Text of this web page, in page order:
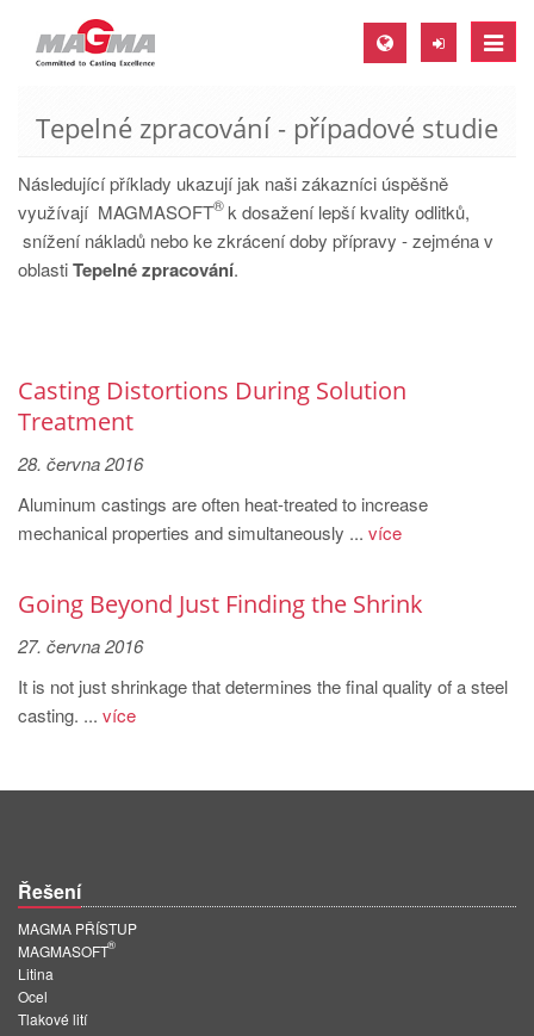
Toggle
MAGMA Europe, Germany
EN
CS
MAGMA North-America, USA
MAGMA Asia-Pacific, Singapore
MAGMA South-America, Brazil
PT
MAGMA Türkiye
TR
EN
EN
MAGMA Korea
KO
Tepelné zpracování - případové studie
Následující příklady ukazují jak naši zákazníci úspěšně
využívají MAGMASOFT
®k dosažení lepší kvality odlitků,
snížení nákladů nebo ke zkrácení doby přípravy - zejména v
oblastiTepelné zpracování.
Casting Distortions During Solution
Treatment
28. června 2016
Aluminum castings are often heat-treated to increase
mechanical properties and simultaneously ... více
Going Beyond Just Finding the Shrink
27. června 2016
It is not just shrinkage that determines the final quality of a steel
casting. ... více
Řešení
MAGMA PŘÍSTUP
MAGMASOFT
®
Litina
Ocel
Tlakové lití